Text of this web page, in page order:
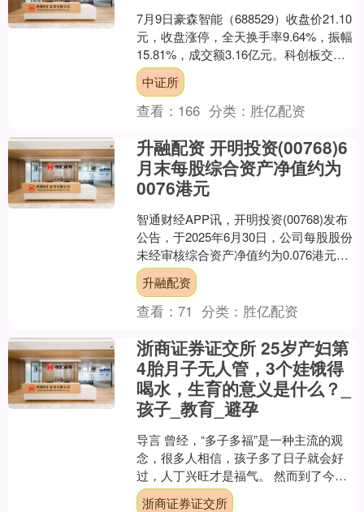
7月9日豪森智能（688529）收盘价21.10
元，收盘涨停，全天换手率9.64%，振幅
15.81%，成交额3.16亿元。科创板交易
公开信息显示，当日该股因日收....
中证所
查看： 166 分类： 胜亿配资
升融配资 开明投资(00768)6
月末每股综合资产净值约为
0076港元
智通财经APP讯，开明投资(00768)发布
公告，于2025年6月30日，公司每股股份
未经审核综合资产净值约为0.076港元。
【免责声明】本文仅代表作者本人观....
升融配资
查看：71 分类： 胜亿配资
浙商证券证交所 25岁产妇第
4胎月子无人管，3个娃饿得
喝水，生育的意义是什么？_
孩子_教育_避孕
导言 曾经，“多子多福”是一种主流的观
念，很多人相信，孩子多了日子就会好
过，人丁兴旺才是福气。 然而到了今
天，越来越多的人开始重新思考生育的
浙商证券证交所